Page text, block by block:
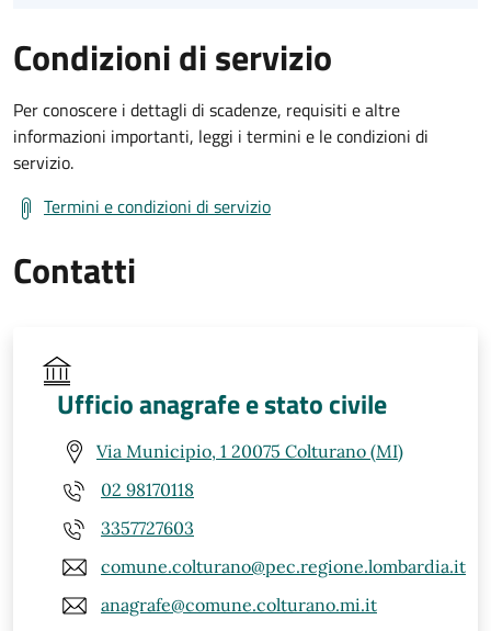
Condizioni di servizio
Per conoscere i dettagli di scadenze, requisiti e altre
informazioni importanti, leggi i termini e le condizioni di
servizio.
Termini e condizioni di servizio
Contatti
Ufficio anagrafe e stato civile
Via Municipio, 1 20075 Colturano (MI)
02 98170118
3357727603
comune.colturano@pec.regione.lombardia.it
anagrafe@comune.colturano.mi.it